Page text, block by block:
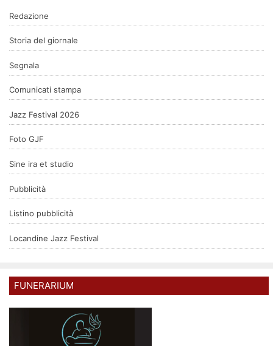
Redazione
Storia del giornale
Segnala
Comunicati stampa
Jazz Festival 2026
Foto GJF
Sine ira et studio
Pubblicità
Listino pubblicità
Locandine Jazz Festival
FUNERARIUM